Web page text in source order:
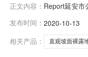
正文内容： Report延安市
交易中心交易
发布时间： 2020-10-13
相关产品：
直观坡面裸露